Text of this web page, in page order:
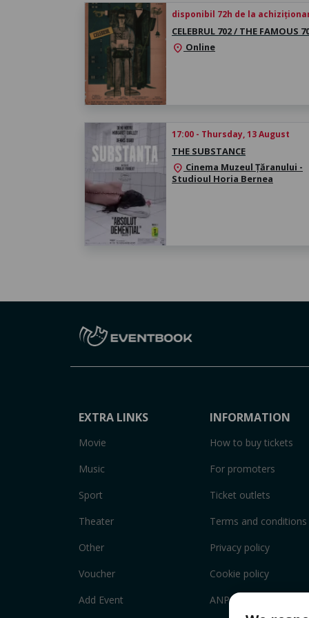
disponibil 72h de la
CELEBRUL 702 / THE FAMOUS
location_on Online
17:00 - Thursday, 13 August
THE SUBSTANCE
location_on Cinema Muzeul Țăranului -
Studioul Horia Bernea
EXTRA LINKS
Movie
Music
Sport
Theater
Other
Voucher
Add Event
INFORMATION
How to buy tickets
For promoters
Ticket outlets
Terms and conditions
Privacy policy
Cookie policy
ANPC